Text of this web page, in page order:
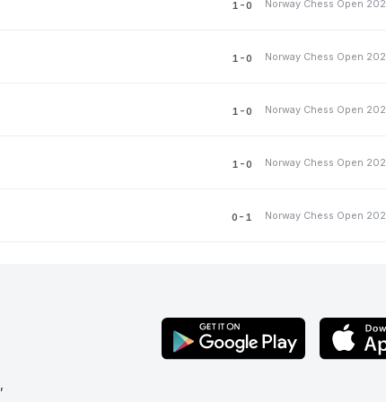
1-0 Norway Chess Open
1-0 Norway Chess Open
1-0 Norway Chess Open
1-0 Norway Chess Open
0-1 Norway Chess Open